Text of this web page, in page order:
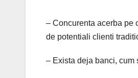
– Concurenta acerba pe
de potentiali clienti
– Exista deja banci, cum